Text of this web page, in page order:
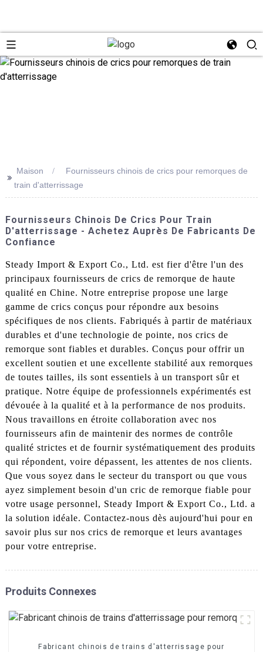
>>
Maison
Fournisseurs chinois de crics pour remorques de
train d'atterrissage
Fournisseurs Chinois De Crics Pour Train
D'atterrissage - Achetez Auprès De Fabricants De
Confiance
Steady Import & Export Co., Ltd. est fier d'être l'un des
principaux fournisseurs de crics de remorque de haute
qualité en Chine. Notre entreprise propose une large
gamme de crics conçus pour répondre aux besoins
spécifiques de nos clients. Fabriqués à partir de matériaux
durables et d'une technologie de pointe, nos crics de
remorque sont fiables et durables. Conçus pour offrir un
excellent soutien et une excellente stabilité aux remorques
de toutes tailles, ils sont essentiels à un transport sûr et
pratique. Notre équipe de professionnels expérimentés est
dévouée à la qualité et à la performance de nos produits.
Nous travaillons en étroite collaboration avec nos
fournisseurs afin de maintenir des normes de contrôle
qualité strictes et de fournir systématiquement des produits
qui répondent, voire dépassent, les attentes de nos clients.
Que vous soyez dans le secteur du transport ou que vous
ayez simplement besoin d'un cric de remorque fiable pour
votre usage personnel, Steady Import & Export Co., Ltd. a
la solution idéale. Contactez-nous dès aujourd'hui pour en
savoir plus sur nos crics de remorque et leurs avantages
pour votre entreprise.
Produits Connexes
Fabricant chinois de trains d'atterrissage pour